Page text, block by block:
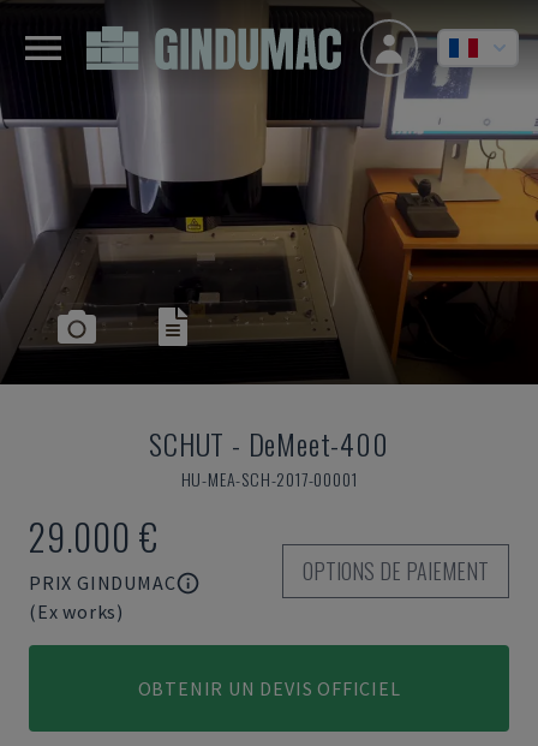
SCHUT - DeMeet-400
HU-MEA-SCH-2017-00001
29.000 €
PRIX GINDUMAC
(Ex works)
OPTIONS DE PAIEMENT
OBTENIR UN DEVIS OFFICIEL